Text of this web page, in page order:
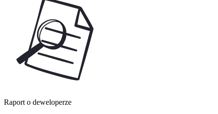
Raport o deweloperze